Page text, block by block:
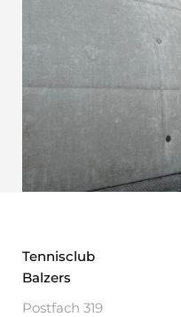
Tennisclub
Balzers
Postfach 319